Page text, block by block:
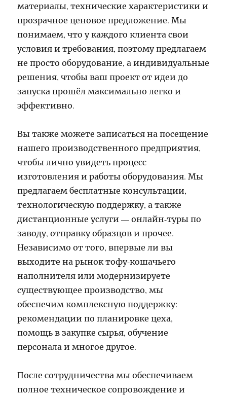
материалы, технические характеристики и
прозрачное ценовое предложение. Мы
понимаем, что у каждого клиента свои
условия и требования, поэтому предлагаем
не просто оборудование, а индивидуальные
решения, чтобы ваш проект от идеи до
запуска прошёл максимально легко и
эффективно.
Вы также можете записаться на посещение
нашего производственного предприятия,
чтобы лично увидеть процесс
изготовления и работы оборудования. Мы
предлагаем бесплатные консультации,
технологическую поддержку, а также
дистанционные услуги — онлайн-туры по
заводу, отправку образцов и прочее.
Независимо от того, впервые ли вы
выходите на рынок тофу-кошачьего
наполнителя или модернизируете
существующее производство, мы
обеспечим комплексную поддержку:
рекомендации по планировке цеха,
помощь в закупке сырья, обучение
персонала и многое другое.
После сотрудничества мы обеспечиваем
полное техническое сопровождение и